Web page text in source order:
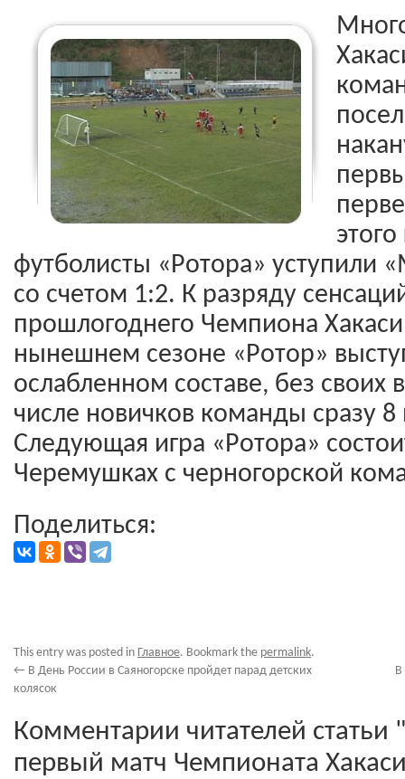
футболисты «Ротора» уступили
со счетом 1:2. К разряду
прошлогоднего Чемпиона
нынешнем сезоне «Ротор»
ослабленном составе, без своих
числе новичков команды сразу
Следующая игра «Ротора»
Черемушках с черногорской
Поделиться:
This entry was posted in Главное. Bookmark the permalink.
← В День России в Саяногорске пройдет парад детских
колясок
В
Комментарии читателей статьи
первый матч Чемпионата